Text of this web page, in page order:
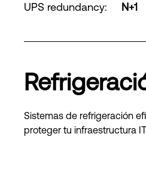
UPS redundancy: N+1
Sistemas de refrigeración
proteger tu infraestructura